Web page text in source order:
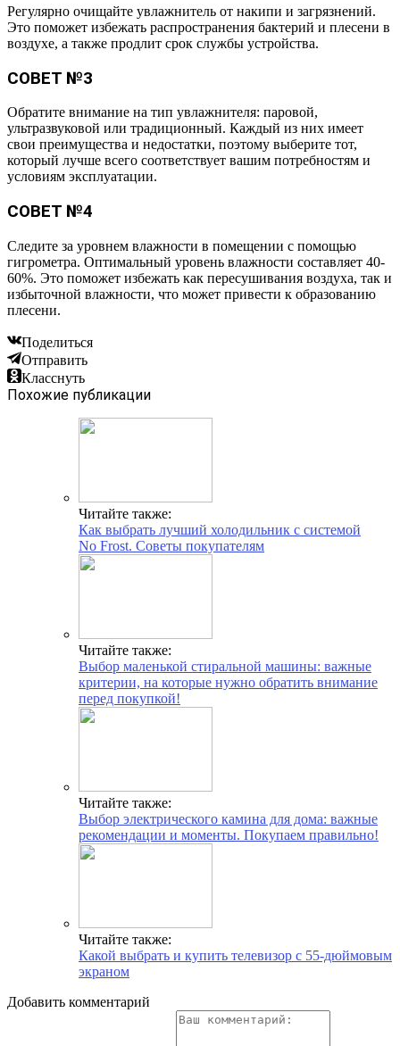
Регулярно очищайте увлажнитель от накипи и загрязнений.
Это поможет избежать распространения бактерий и плесени в
воздухе, а также продлит срок службы устройства.
СОВЕТ №3
Обратите внимание на тип увлажнителя: паровой,
ультразвуковой или традиционный. Каждый из них имеет
свои преимущества и недостатки, поэтому выберите тот,
который лучше всего соответствует вашим потребностям и
условиям эксплуатации.
СОВЕТ №4
Следите за уровнем влажности в помещении с помощью
гигрометра. Оптимальный уровень влажности составляет 40-
60%. Это поможет избежать как пересушивания воздуха, так и
избыточной влажности, что может привести к образованию
плесени.
Поделиться
Отправить
Класснуть
Похожие публикации
Читайте также:
Как выбрать лучший холодильник с системой
No Frost. Советы покупателям
Читайте также:
Выбор маленькой стиральной машины: важные
критерии, на которые нужно обратить внимание
перед покупкой!
Читайте также:
Выбор электрического камина для дома: важные
рекомендации и моменты. Покупаем правильно!
Читайте также:
Какой выбрать и купить телевизор с 55-дюймовым
экраном
Добавить комментарий